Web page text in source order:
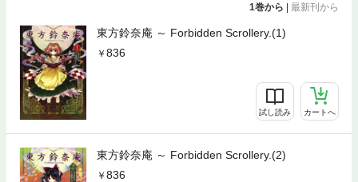
1巻から | 最新刊から
東方鈴奈庵 ～ Forbidden Scrollery.(1)
836
試し読み カートへ
東方鈴奈庵 ～ Forbidden Scrollery.(2)
836